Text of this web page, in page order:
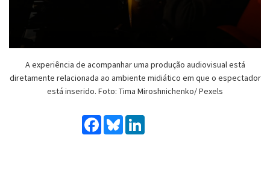
A experiência de acompanhar uma produção audiovisual está
diretamente relacionada ao ambiente midiático em que o espectador
está inserido. Foto: Tima Miroshnichenko/ Pexels
Facebook
Bluesky